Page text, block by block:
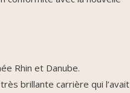
Rhin et Danube.
brillante carrière qui l’avait